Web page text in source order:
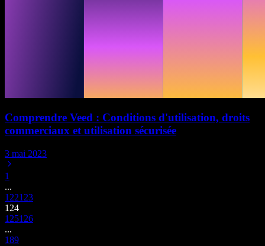
Comprendre Veed : Conditions d'utilisation, droits
commerciaux et utilisation sécurisée
3 mai 2023
1
...
122123
124
125126
...
189